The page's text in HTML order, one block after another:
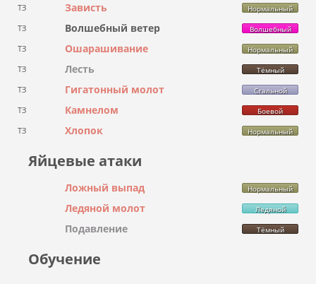
ТЗ Зависть Нормальный
ТЗ Волшебный ветер Волшебный
ТЗ Ошарашивание Нормальный
ТЗ Лесть Тёмный
ТЗ Гигатонный молот Стальной
ТЗ Камнелом Боевой
ТЗ Хлопок Нормальный
Яйцевые атаки
Ложный выпад Нормальный
Ледяной молот Ледяной
Подавление Тёмный
Обучение